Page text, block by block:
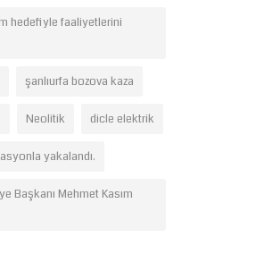
hedefiyle faaliyetlerini
şanlıurfa bozova kaza
Neolitik dicle elektrik
yakalandı.
Başkanı Mehmet Kasım